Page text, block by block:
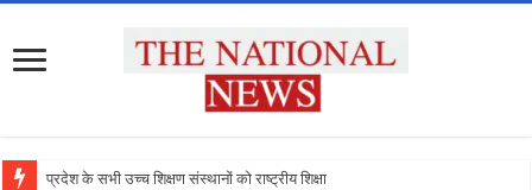
प्रदेश के सभी उच्च शिक्षण संस्थानों को राष्ट्रीय शिक्षा नीति के